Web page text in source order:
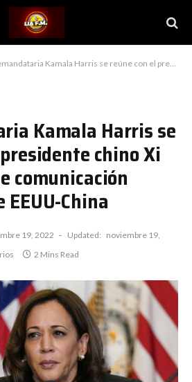
Kamala Harris se reúne con el presidente chino Xi Jinping y pide comunicación abierta entre EEUU-China
Kamala Harris se
chino Xi
comunicación
China
19, 2022 Updated: noviembre 19,
2 Mins Read